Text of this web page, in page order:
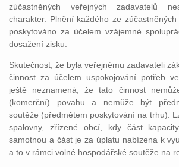
zúčastněných veřejných zadavatelů
charakter. Plnění každého ze
poskytováno za účelem vzájemné
dosažení zisku.
Skutečnost, že byla veřejnému zadavateli
činnost za účelem uspokojování potřeb
ještě neznamená, že tato činnost
(komerční) povahu a nemůže být
soutěže (předmětem poskytování na trhu).
spalovny, zřízené obcí, kdy část
samotnou a část je za úplatu nabízena k
a to v rámci volné hospodářské soutěže na